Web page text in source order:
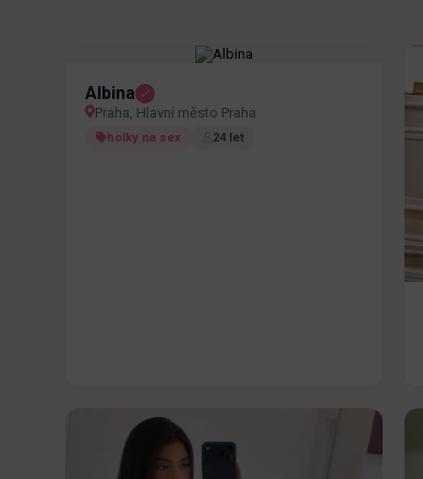
Albina
Praha, Hlavní město Praha
holky na sex 24 let